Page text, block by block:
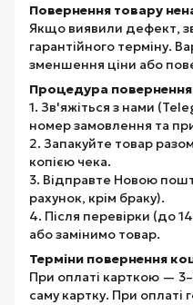
Повернення товару
Якщо виявили дефект,
гарантійного терміну.
зменшення ціни або
Процедура повернення
1. Зв'яжіться з нами
номер замовлення та
2. Запакуйте товар
копією чека.
3. Відправте Новою
рахунок, крім браку).
4. Після перевірки (до
або замінимо товар.
Терміни повернення
При оплаті карткою —
саму картку. При оплаті